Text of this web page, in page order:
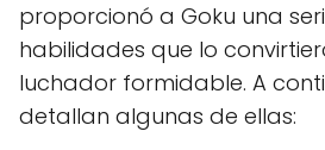
proporcionó a Goku una
habilidades que lo
luchador formidable. A
detallan algunas de ellas: